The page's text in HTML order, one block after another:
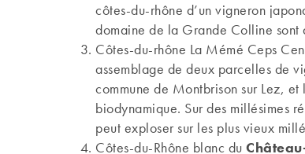
côtes-du-rhône d’un vigneron
domaine de la Grande Colline
Côtes-du-rhône La Mémé Ceps
assemblage de deux parcelles de
commune de Montbrison sur Lez,
biodynamique. Sur des millésimes
peut exploser sur les plus vieux
Côtes-du-Rhône blanc du